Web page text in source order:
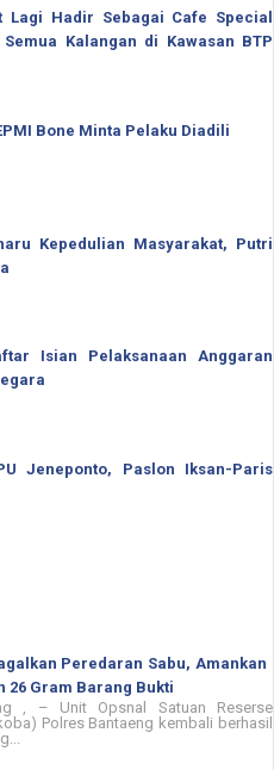
Lagi Hadir Sebagai Cafe Special
Kalangan di Kawasan BTP
Bone Minta Pelaku Diadili
Kepedulian Masyarakat, Putri
Isian Pelaksanaan Anggaran
Jeneponto, Paslon Iksan-Paris
Peredaran Sabu, Amankan
26 Gram Barang Bukti
, – Unit Opsnal Satuan Reserse
Polres Bantaeng kembali berhasil